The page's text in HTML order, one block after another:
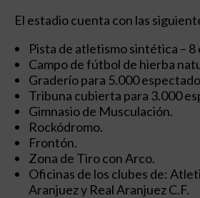
El estadio cuenta con las
Pista de atletismo sintética – 8
Campo de fútbol de hierba
Graderío para 5.000
Tribuna cubierta para 3.000
Gimnasio de Musculación.
Rockódromo.
Frontón.
Zona de Tiro con Arco.
Oficinas de los clubes de:
Aranjuez y Real Aranjuez C.F.